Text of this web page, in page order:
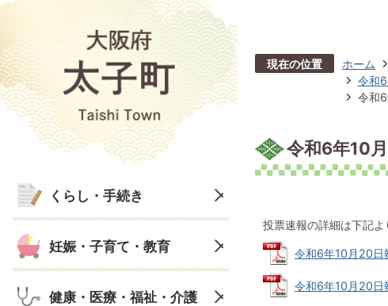
くらし・手続き
妊娠・子育て・教育
健康・医療・福祉・介護
現在の位置 ホーム
令和
令和
令和6年10
投票速報の詳細は下記よ
令和6年10月20
令和6年10月20